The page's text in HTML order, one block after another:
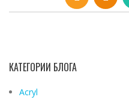
КАТЕГОРИИ БЛОГА
Acryl